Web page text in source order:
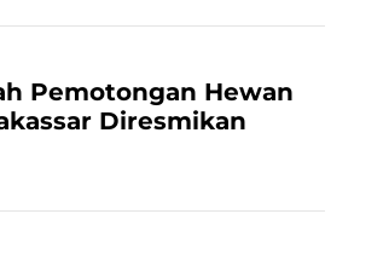
Pemotongan Hewan
Diresmikan